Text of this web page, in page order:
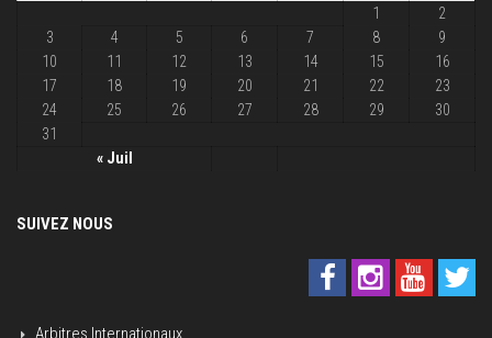
« Juil
1
2
3
4 5 6 7 8
9
10
11 12 13 14 15
16
17
18 19 20 21 22
23
24
25 26 27 28 29
30
31
SUIVEZ NOUS
Arbitres Internationaux